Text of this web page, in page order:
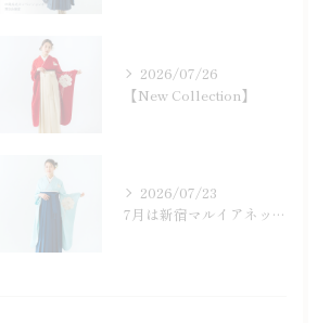
2026/07/26
【New Collection】
2026/07/23
7月は新宿マルイアネックスにて